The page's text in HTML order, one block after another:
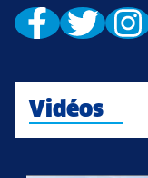
Vidéos